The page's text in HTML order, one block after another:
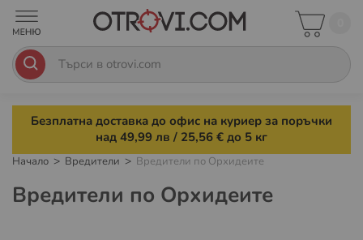
Безплатна доставка до офис на куриер за поръчки
над 49,99 лв / 25,56 € до 5 кг
Начало Вредители Вредители по Орхидеите
Вредители по Орхидеите